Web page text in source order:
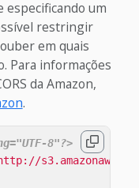
especificando um
restringir
em quais
Para informações
da Amazon,
.
8"?>